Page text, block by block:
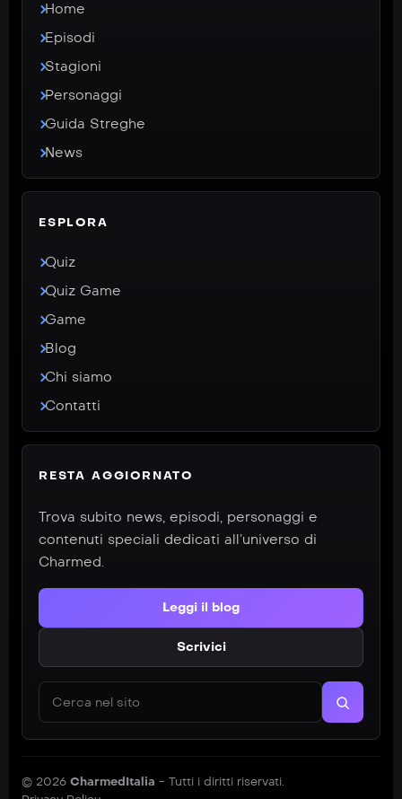
Home
Episodi
Stagioni
Personaggi
Guida Streghe
News
ESPLORA
Quiz
Quiz Game
Game
Blog
Chi siamo
Contatti
RESTA AGGIORNATO
Trova subito news, episodi, personaggi e
contenuti speciali dedicati all’universo di
Charmed.
Leggi il blog
Scrivici
Cerca nel sito
© 2026 CharmedItalia - Tutti i diritti riservati.